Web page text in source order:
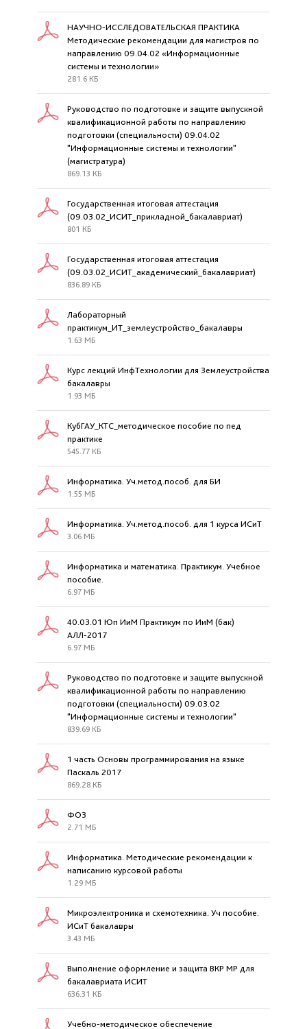
НАУЧНО-ИССЛЕДОВАТЕЛЬСКАЯ ПРАКТИКА
Методические рекомендации для магистров по
направлению 09.04.02 «Информационные
системы и технологии»
281.6 КБ
Руководство по подготовке и защите выпускной
квалификационной работы по направлению
подготовки (специальности) 09.04.02
"Информационные системы и технологии"
(магистратура)
869.13 КБ
Государственная итоговая аттестация
(09.03.02_ИСИТ_прикладной_бакалавриат)
801 КБ
Государственная итоговая аттестация
(09.03.02_ИСИТ_академический_бакалавриат)
836.89 КБ
Лабораторный
практикум_ИТ_землеустройство_бакалавры
1.63 МБ
Курс лекций ИнфТехнологии для Землеустройства
бакалавры
1.93 МБ
КубГАУ_КТС_методическое пособие по пед
практике
545.77 КБ
Информатика. Уч.метод.пособ. для БИ
1.55 МБ
Информатика. Уч.метод.пособ. для 1 курса ИСиТ
3.06 МБ
Информатика и математика. Практикум. Учебное
пособие.
6.97 МБ
40.03.01 Юп ИиМ Практикум по ИиМ (бак)
АЛЛ-2017
6.97 МБ
Руководство по подготовке и защите выпускной
квалификационной работы по направлению
подготовки (специальности) 09.03.02
"Информационные системы и технологии"
839.69 КБ
1 часть Основы программирования на языке
Паскаль 2017
869.28 КБ
ФОЗ
2.71 МБ
Информатика. Методические рекомендации к
написанию курсовой работы
1.29 МБ
Микроэлектроника и схемотехника. Уч пособие.
ИСиТ бакалавры
3.43 МБ
Выполнение оформление и защита ВКР МР для
бакалавриата ИСИТ
636.31 КБ
Учебно-методическое обеспечение